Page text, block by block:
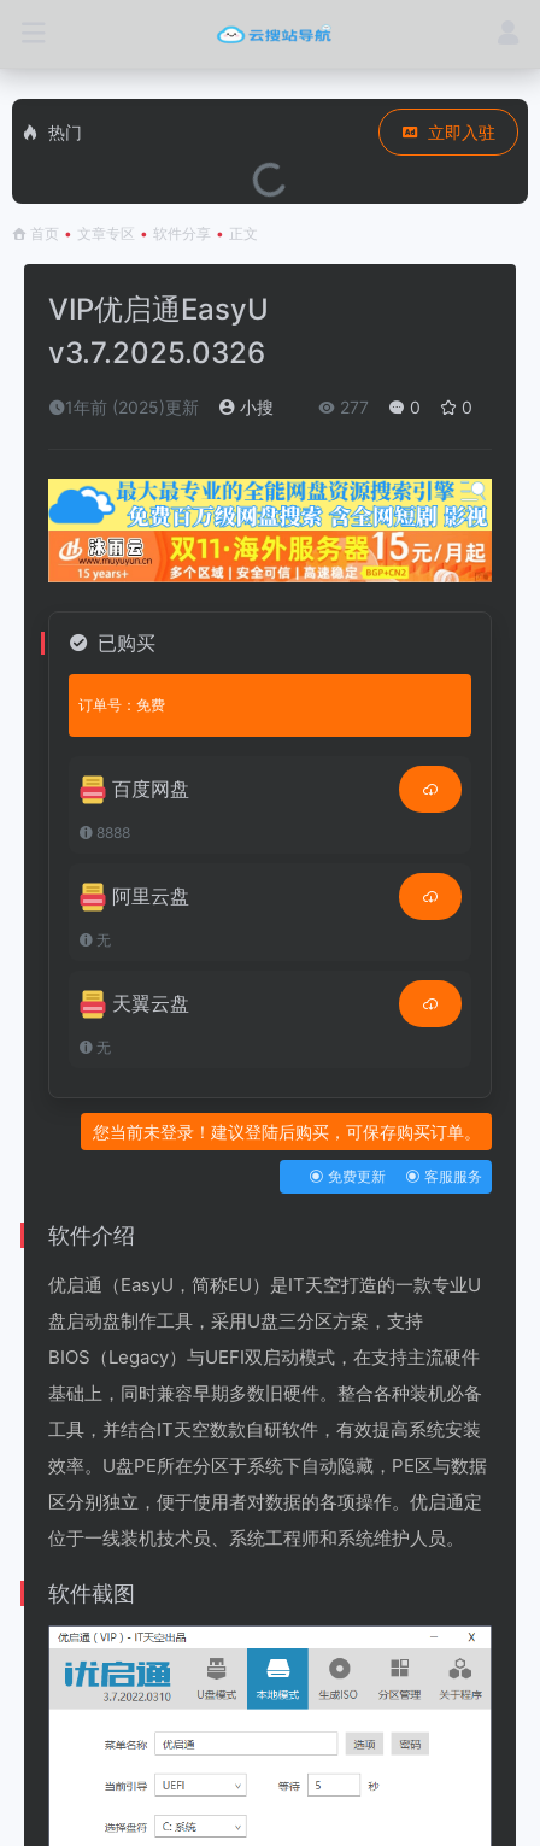
热门 立即入驻
首页 • 文章专区 • 软件分享 • 正文
VIP优启通EasyU
v3.7.2025.0326
1年前 (2025)更新 小搜 277 0 0
已购买
订单号：免费
百度网盘
8888
阿里云盘
无
天翼云盘
无
您当前未登录！建议登陆后购买，可保存购买订单。
免费更新 客服服务
软件介绍
优启通（EasyU，简称EU）是IT天空打造的一款专业U
盘启动盘制作工具，采用U盘三分区方案，支持
BIOS（Legacy）与UEFI双启动模式，在支持主流硬件
基础上，同时兼容早期多数旧硬件。整合各种装机必备
工具，并结合IT天空数款自研软件，有效提高系统安装
效率。U盘PE所在分区于系统下自动隐藏，PE区与数据
区分别独立，便于使用者对数据的各项操作。优启通定
位于一线装机技术员、系统工程师和系统维护人员。
软件截图